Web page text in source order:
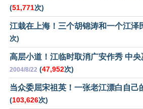
(51,771次)
江栽在上海！三个胡锦涛和一个江泽
次)
高层小道！江临时取消广安作秀 中
2004/8/22 (47,952次)
当众委屈宋祖英！一张老江漂白自己
(103,626次)